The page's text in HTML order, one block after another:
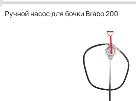
Ручной насос для бочки Brabo 200